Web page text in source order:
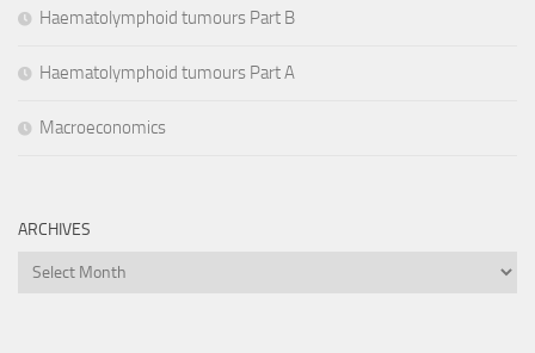
Haematolymphoid tumours Part B
Haematolymphoid tumours Part A
Macroeconomics
ARCHIVES
Archives